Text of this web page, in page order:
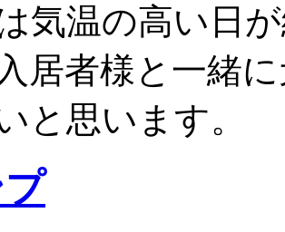
気温の高い日
居者様と一緒
と思います。